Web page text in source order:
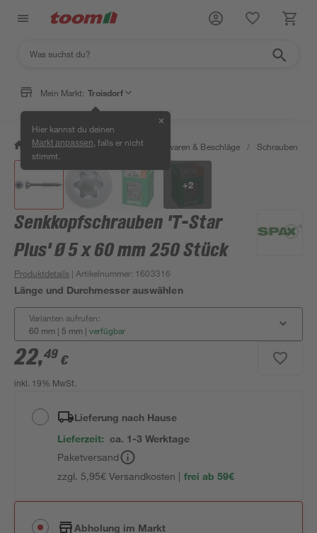
Mein Markt: Troisdorf
Hier kannst du deinen
Markt anpassen , falls er nicht
stimmt.
✕
/ Werkstatt & Maschinen / Eisenwaren & Beschläge / Schrauben
+2
Senkkopfschrauben 'T-Star
Plus' Ø 5 x 60 mm 250 Stück
Produktdetails | Artikelnummer: 1603316
Länge und Durchmesser auswählen
Varianten aufrufen:
60 mm | 5 mm | verfügbar
22,49 €
inkl. 19% MwSt.
Lieferung nach Hause
Lieferzeit: ca. 1-3 Werktage
Paketversand
zzgl. 5,95€ Versandkosten | frei ab 59€
Abholung im Markt